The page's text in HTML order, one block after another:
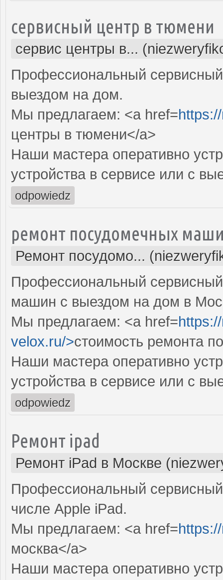
сервисный центр в тюмени
сервис центры в...
Профессиональный
выездом на дом.
Мы предлагаем: <a href=
центры в тюмени</a>
Наши мастера оперативно
устройства в сервисе или с
odpowiedz
ремонт посудомечных
Ремонт посудомо...
Профессиональный
машин с выездом на дом в
Мы предлагаем: <a href=
velox.ru/>стоимость ремонта
Наши мастера оперативно
устройства в сервисе или с
odpowiedz
Ремонт ipad
Ремонт iPad в Москве
Профессиональный
числе Apple iPad.
Мы предлагаем: <a href=
москва</a>
Наши мастера оперативно